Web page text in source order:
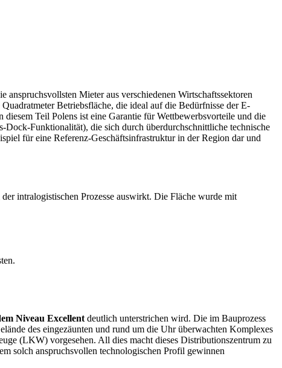
anspruchsvollsten Mieter aus verschiedenen Wirtschaftssektoren
Betriebsfläche, die ideal auf die Bedürfnisse der E-
Teil Polens ist eine Garantie für Wettbewerbsvorteile und die
Funktionalität), die sich durch überdurchschnittliche technische
für eine Referenz-Geschäftsinfrastruktur in der Region dar und
intralogistischen Prozesse auswirkt. Die Fläche wurde mit
Niveau Excellent deutlich unterstrichen wird. Die im Bauprozess
des eingezäunten und rund um die Uhr überwachten Komplexes
(LKW) vorgesehen. All dies macht dieses Distributionszentrum zu
solch anspruchsvollen technologischen Profil gewinnen